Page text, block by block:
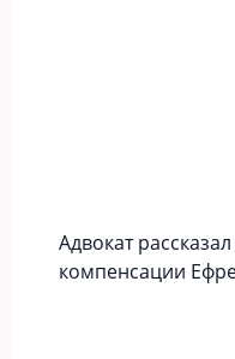
Адвокат
компенсации